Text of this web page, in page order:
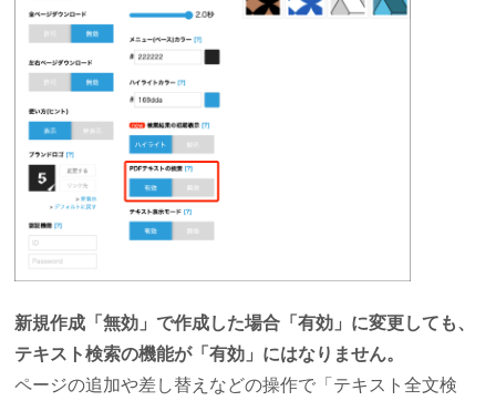
新規作成「無効」で作成した場合「有効」に変更しても、
テキスト検索の機能が「有効」にはなりません。
ページの追加や差し替えなどの操作で「テキスト全文検